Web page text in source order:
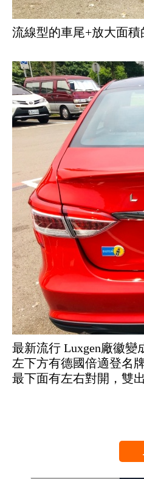
流線型的車尾+放大面
最新流行 Luxgen廠徽變
左下方有德國倍適登名
最下面有左右對開，雙